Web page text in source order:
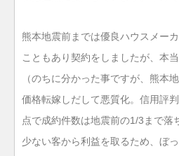
熊本地震前までは優良ハウスメー
こともあり契約をしましたが、本
（のちに分かった事ですが、熊本
価格転嫁しだして悪質化。信用評
点で成約件数は地震前の1/3まで落
少ない客から利益を取るため、ぼ